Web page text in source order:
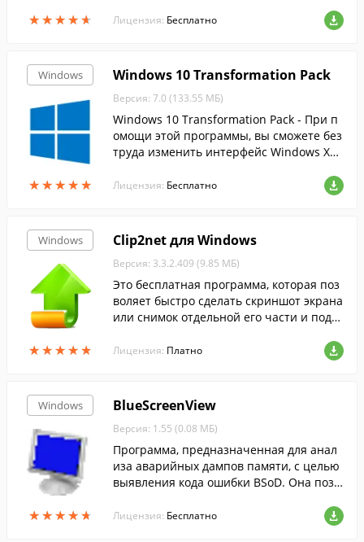
★★★★★
★★★★★
и ветра, облачности и пр.
Лицензия: Бесплатно
Windows
★★★★★
★★★★★
Windows 10 Transformation Pack
Версия: 7.0 (133.55 МБ)
Windows 10 Transformation Pack - При п
омощи этой программы, вы сможете без
труда изменить интерфейс Windows XP,
нтерфейс десятки.
Лицензия: Бесплатно
Windows
★★★★★
★★★★★
Clip2net для Windows
Версия: 3.3.2.409 (9.85 МБ)
Это бесплатная программа, которая поз
воляет быстро сделать скриншот экрана
или снимок отдельной его части и поде
Лицензия: Платно
Windows
★★★★★
★★★★★
BlueScreenView
Версия: 1.55 (0.08 МБ)
Программа, предназначенная для анал
иза аварийных дампов памяти, с целью
выявления кода ошибки BSoD. Она позв
ии об ошибке, которая привела к сбою с
истемы, а также может указать на драйв
Лицензия: Бесплатно